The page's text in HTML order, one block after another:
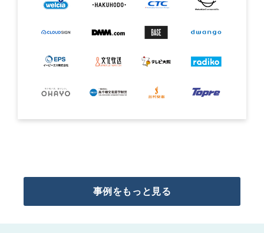
事例をもっと見る